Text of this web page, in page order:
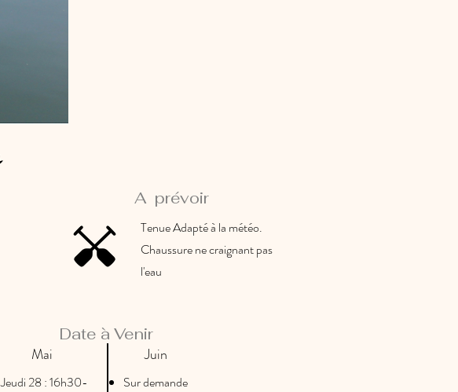
A prévoir
Tenue Adapté à la météo.
Chaussure ne craignant pas
l'eau
Date à Venir
Mai
Jeudi 28 : 16h30-
Juin
Sur demande